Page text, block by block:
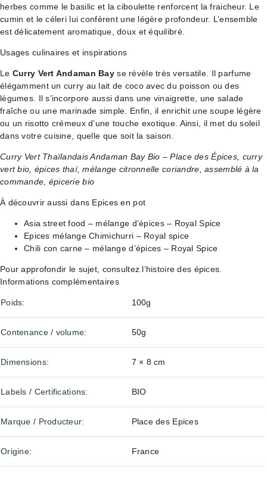
herbes comme le basilic et la ciboulette renforcent la fraicheur. Le
cumin et le céleri lui confèrent une légère profondeur. L’ensemble
est délicatement aromatique, doux et équilibré.
Usages culinaires et inspirations
Le Curry Vert Andaman Bay se révèle très versatile. Il parfume
élégamment un curry au lait de coco avec du poisson ou des
légumes. Il s’incorpore aussi dans une vinaigrette, une salade
fraîche ou une marinade simple. Enfin, il enrichit une soupe légère
ou un risotto crémeux d’une touche exotique. Ainsi, il met du soleil
dans votre cuisine, quelle que soit la saison.
Curry Vert Thaïlandais Andaman Bay Bio – Place des Épices, curry
vert bio, épices thaï, mélange citronnelle coriandre, assemblé à la
commande, épicerie bio
À découvrir aussi dans Epices en pot
Asia street food – mélange d’épices – Royal Spice
Epices mélange Chimichurri – Royal spice
Chili con carne – mélange d’épices – Royal Spice
Pour approfondir le sujet, consultez l’histoire des épices
Informations complémentaires
Poids 100g
Dimensions 7 × 8 cm
Contenance / volume 50g
Labels / Certifications BIO
Marque / Producteur Place des Epices
Origine France